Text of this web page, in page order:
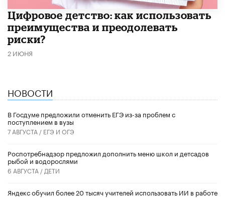
​Цифровое детство: как использовать
преимущества и преодолевать
риски?
2 ИЮНЯ
НОВОСТИ
В Госдуме предложили отменить ЕГЭ из-за проблем с
поступлением в вузы
7 АВГУСТА / ЕГЭ И ОГЭ
Роспотребнадзор предложил дополнить меню школ и детсадов
рыбой и водорослями
6 АВГУСТА / ДЕТИ
​Яндекс обучил более 20 тысяч учителей использовать ИИ в работе